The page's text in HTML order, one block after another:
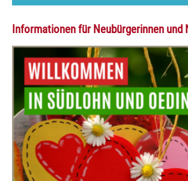
Informationen für Neubürgerinnen und